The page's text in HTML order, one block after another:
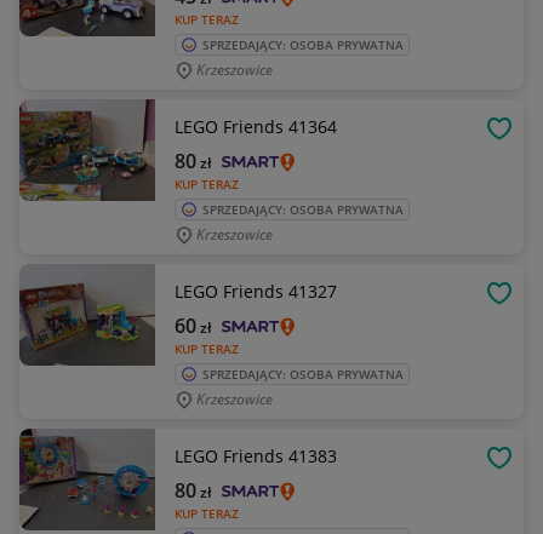
KUP TERAZ
SPRZEDAJĄCY: OSOBA PRYWATNA
Krzeszowice
LEGO Friends 41364
KUP TERAZ
80zł
SPRZEDAJĄCY: OSOBA PRYWATNA
Krzeszowice
LEGO Friends 41327
KUP TERAZ
60zł
SPRZEDAJĄCY: OSOBA PRYWATNA
Krzeszowice
LEGO Friends 41383
KUP TERAZ
80zł